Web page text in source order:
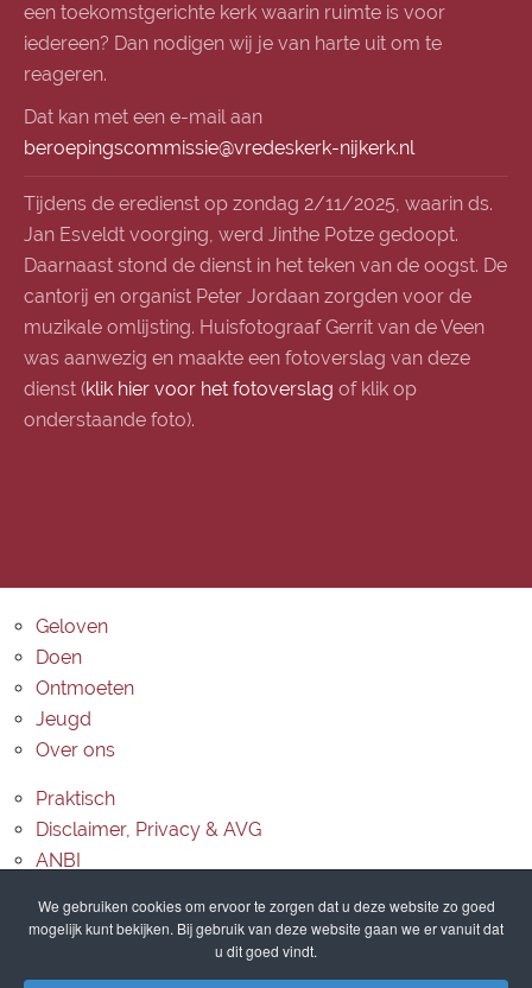
een toekomstgerichte kerk waarin ruimte is voor
iedereen? Dan nodigen wij je van harte uit om te
reageren.
Dat kan met een e-mail aan
beroepingscommissie@vredeskerk-nijkerk.nl
Tijdens de eredienst op zondag 2/11/2025, waarin ds.
Jan Esveldt voorging, werd Jinthe Potze gedoopt.
Daarnaast stond de dienst in het teken van de oogst. De
cantorij en organist Peter Jordaan zorgden voor de
muzikale omlijsting. Huisfotograaf Gerrit van de Veen
was aanwezig en maakte een fotoverslag van deze
dienst (klik hier voor het fotoverslag of klik op
onderstaande foto).
Geloven
Doen
Ontmoeten
Jeugd
Over ons
Praktisch
Disclaimer, Privacy & AVG
ANBI
Routebeschrijving
We gebruiken cookies om ervoor te zorgen dat u deze website zo goed
mogelijk kunt bekijken. Bij gebruik van deze website gaan we er vanuit dat
u dit goed vindt.